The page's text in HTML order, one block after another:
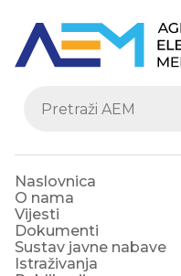
Naslovnica
O nama
Vijesti
Dokumenti
Sustav javne nabave
Istraživanja